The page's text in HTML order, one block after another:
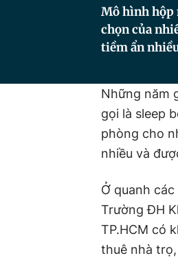
Mô hình hộp
chọn của
tiềm ẩn
Những năm
gọi là sleep
phòng cho
nhiều và
Ở quanh
Trường ĐH
TP.HCM có
thuê nhà trọ,